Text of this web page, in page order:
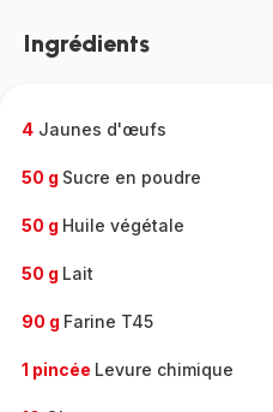
Ingrédients
4 Jaunes d'œufs
50 g Sucre en poudre
50 g Huile végétale
50 g Lait
90 g Farine T45
1 pincée Levure chimique